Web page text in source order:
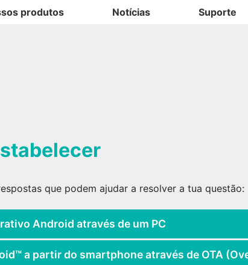
produtos Notícias Suporte
que podem ajudar a resolver a tua questão:
Android através de um PC
a partir do smartphone através de OTA